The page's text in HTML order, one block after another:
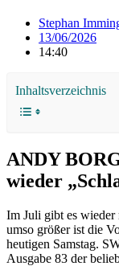
Stephan
13/06/2026
14:40
Inhaltsverzeichnis
ANDY
wieder
Im Juli gibt es wieder
umso größer ist die
heutigen Samstag.
Ausgabe 83 der